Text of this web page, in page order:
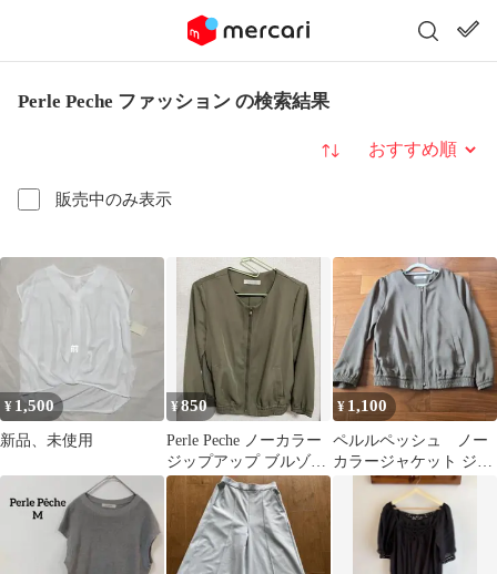
Perle Peche ファッション の検索結果
販売中のみ表示
並び替え
¥ 1,500
新品、未使用
¥850
Perle Peche ノーカラー
ジップアップ ブルゾン
カーキ
¥ 1,100
ペルルペッシュ ノー
カラージャケット ジッ
プアップ カーキ